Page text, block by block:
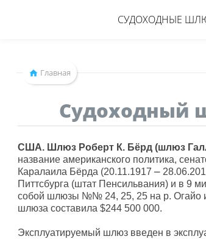
СУДОХОДНЫЕ
Главная
Судоходный
США. Шлюз Роберт К. Бёрд (шлюз
название американского политика,
Каралаила Бёрда (20.11.1917 ⎼
Питтсбурга (штат Пенсильвания) и в 9
собой шлюзы №№ 24, 25, 25 на р. Огайо
шлюза составила $244 500 000.
Эксплуатируемый шлюз введен в